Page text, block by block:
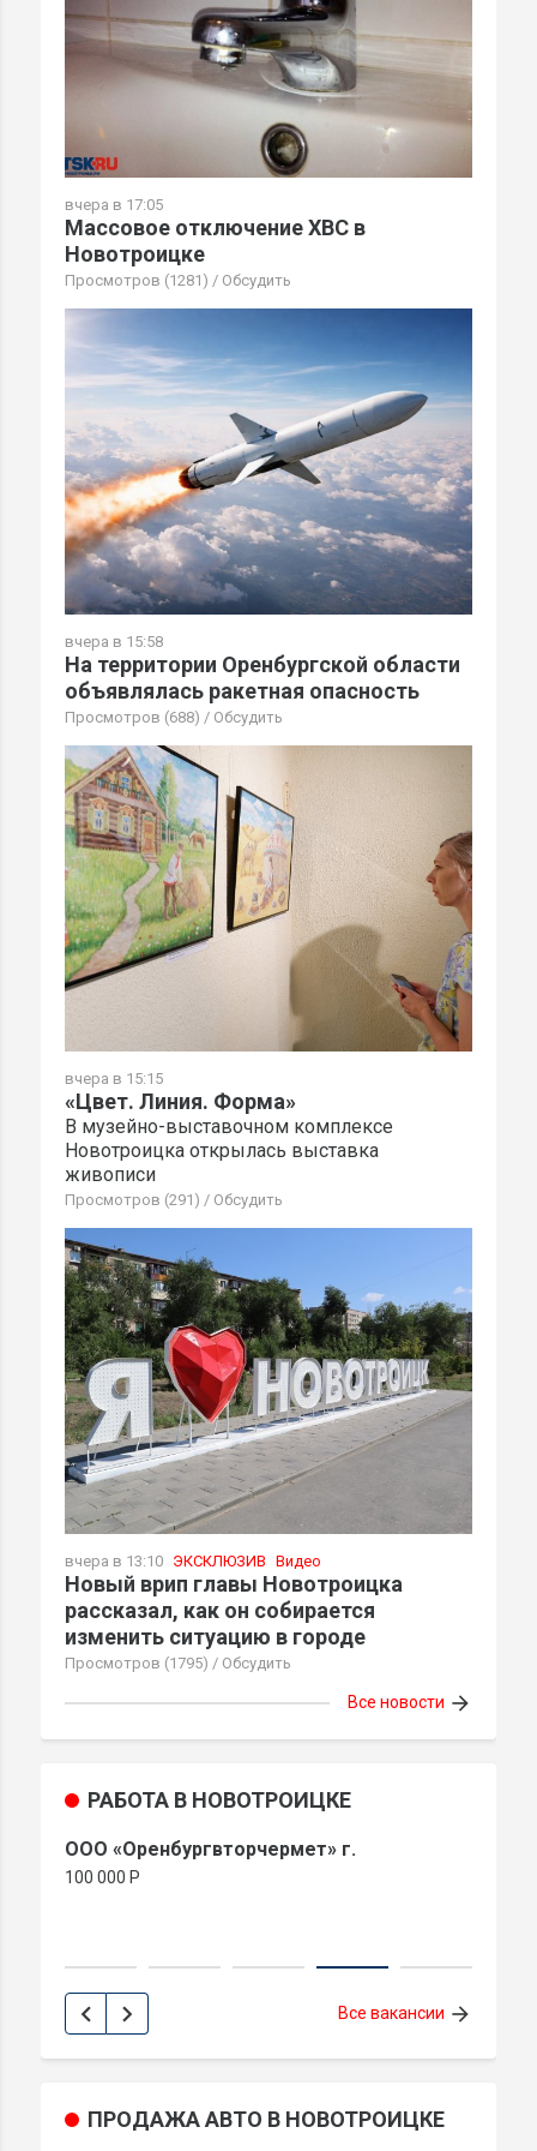
вчера в 17:05
Массовое отключение ХВС в
Новотроицке
Просмотров (1281) / Обсудить
вчера в 15:58
На территории Оренбургской области
объявлялась ракетная опасность
Просмотров (688) / Обсудить
вчера в 15:15
«Цвет. Линия. Форма»
В музейно-выставочном комплексе
Новотроицка открылась выставка
живописи
Просмотров (291) / Обсудить
вчера в 13:10 ЭКСКЛЮЗИВ Видео
Новый врип главы Новотроицка
рассказал, как он собирается
изменить ситуацию в городе
Просмотров (1795) / Обсудить
Все новости arrow_forward
РАБОТА В НОВОТРОИЦКЕ
Слесарь электрик (Автоэлектрик)
Стабильная, развивающаяся компания
chevron_left chevron_right Все вакансии arrow_forward
ПРОДАЖА АВТО В НОВОТРОИЦКЕ